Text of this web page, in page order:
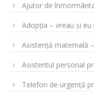
Ajutor de
Adopția – vreau și eu
Asistență maternală
Asistentul personal
Telefon de urgență